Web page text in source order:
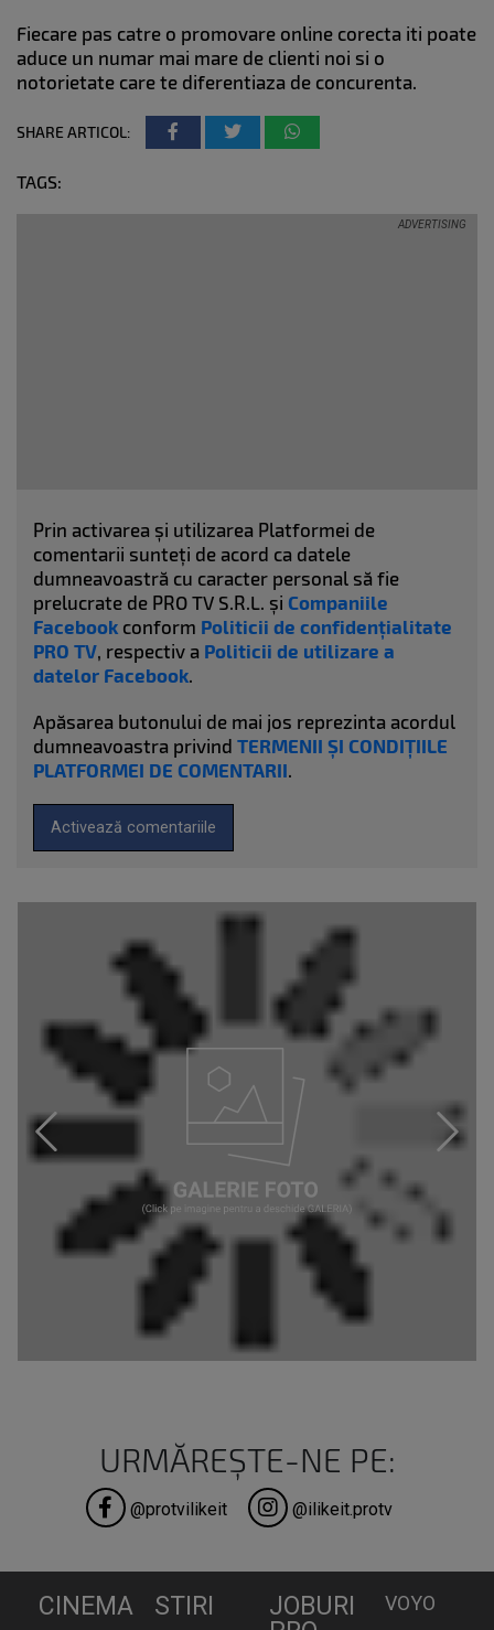
Fiecare pas catre o promovare online corecta iti poate
aduce un numar mai mare de clienti noi si o
notorietate care te diferentiaza de concurenta.
SHARE ARTICOL:
TAGS:
Prin activarea și utilizarea Platformei de
comentarii sunteți de acord ca datele
dumneavoastră cu caracter personal să fie
prelucrate de PRO TV S.R.L. și Companiile
Facebook conform Politicii de confidențialitate
PRO TV, respectiv a Politicii de utilizare a
datelor Facebook.
Apăsarea butonului de mai jos reprezinta acordul
dumneavoastra privind TERMENII ȘI CONDIȚIILE
PLATFORMEI DE COMENTARII.
Activează comentariile
URMĂREȘTE-NE PE:
@protvilikeit @ilikeit.protv
CINEMA STIRI
JOBURI
VOYO